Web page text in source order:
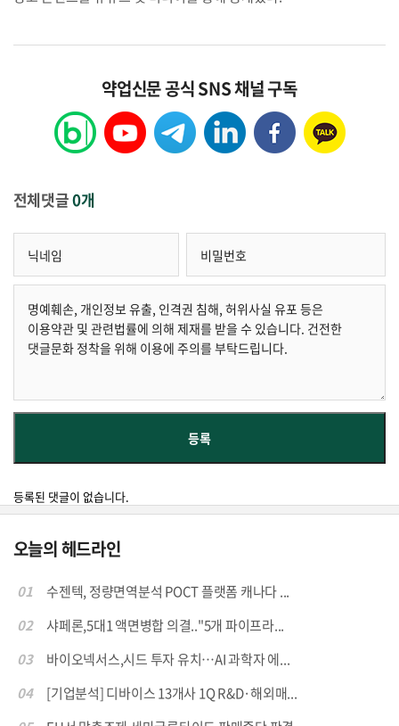
약업신문 공식 SNS 채널 구독
전체댓글0개
등록된 댓글이 없습니다.
오늘의 헤드라인
01
수젠텍, 정량면역분석 POCT 플랫폼 캐나다 ...
02
샤페론,5대1 액면병합 의결.."5개 파이프라...
03
바이오넥서스,시드 투자 유치…AI 과학자 에...
04
[기업분석] 디바이스 13개사 1Q R&D·해외매...